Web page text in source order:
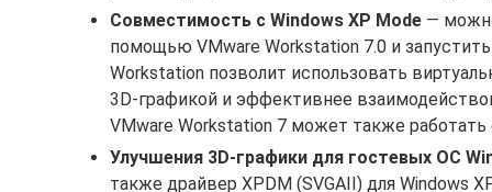
Совместимость с Windows XP Mode —
помощью VMware Workstation 7.0 и
Workstation позволит использовать
3D-графикой и эффективнее
VMware Workstation 7 может также
Улучшения 3D-графики для гостевых ОС
также драйвер XPDM (SVGAII) для Windows